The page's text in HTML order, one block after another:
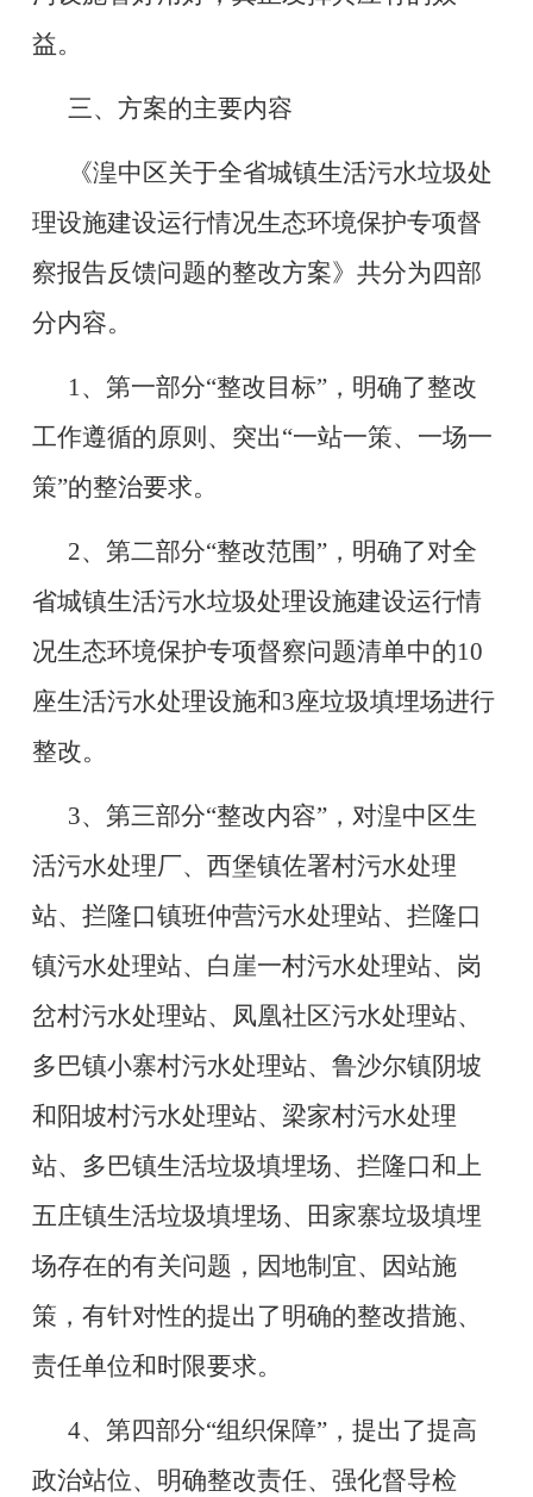
益。
三、方案的主要内容
《湟中区关于全省城镇生活污水垃圾处
理设施建设运行情况生态环境保护专项督
察报告反馈问题的整改方案》共分为四部
分内容。
1、第一部分“整改目标”，明确了整改
工作遵循的原则、突出“一站一策、一场一
策”的整治要求。
2、第二部分“整改范围”，明确了对全
省城镇生活污水垃圾处理设施建设运行情
况生态环境保护专项督察问题清单中的10
座生活污水处理设施和3座垃圾填埋场进行
整改。
3、第三部分“整改内容”，对湟中区生
活污水处理厂、西堡镇佐署村污水处理
站、拦隆口镇班仲营污水处理站、拦隆口
镇污水处理站、 白崖一村污水处理站、岗
岔村污水处理站、凤凰社区污水处理站、
多巴镇小寨村污水处理站、 鲁沙尔镇阴坡
和 阳坡村污水处理站、梁家村污水处理
站、多巴镇生活垃圾填埋场、拦隆口和上
五庄镇生活垃圾填埋场、田家寨垃圾填埋
场存在的有关问题， 因地制宜、因站施
策 ，有针对性的提出了明确的整改措施、
责任单位和时限要求。
4、第四部分“组织保障”，提出了提高
政治站位、明确整改责任、强化督导检